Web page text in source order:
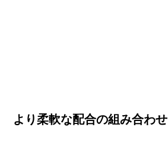
より柔軟な配合の組み合わせ